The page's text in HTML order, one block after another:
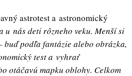
astrotest a astronomický
u nás deti rôzneho veku. Menší si
podľa fantázie alebo obrázka,
test a vyhrať
otáčavú mapku oblohy. Celkom